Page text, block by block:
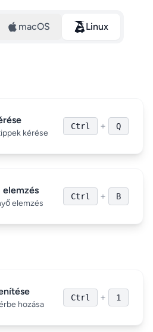
macOS Linux
kérése
Ctrl + Q
elemzés
Ctrl + B
hozása
Ctrl + 1